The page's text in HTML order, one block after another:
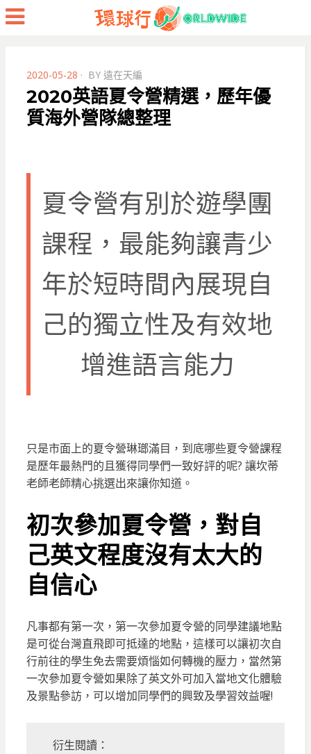
Menu
POSTED
ON
2020-05-28 BY 遠在天編
2020英語夏令營精選，歷年優
質海外營隊總整理
夏令營有別於遊學團
課程，最能夠讓青少
年於短時間內展現自
己的獨立性及有效地
增進語言能力
只是市面上的夏令營琳瑯滿目，到底哪些夏令營課程
是歷年最熱門的且獲得同學們一致好評的呢? 讓坎蒂
老師老師精心挑選出來讓你知道。
初次參加夏令營，對自
己英文程度沒有太大的
自信心
凡事都有第一次，第一次參加夏令營的同學建議地點
是可從台灣直飛即可抵達的地點，這樣可以讓初次自
行前往的學生免去需要煩惱如何轉機的壓力，當然第
一次參加夏令營如果除了英文外可加入當地文化體驗
及景點參訪，可以增加同學們的興致及學習效益喔!
衍生閱讀：